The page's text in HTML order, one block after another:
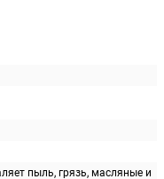
пыль, грязь, масляные и